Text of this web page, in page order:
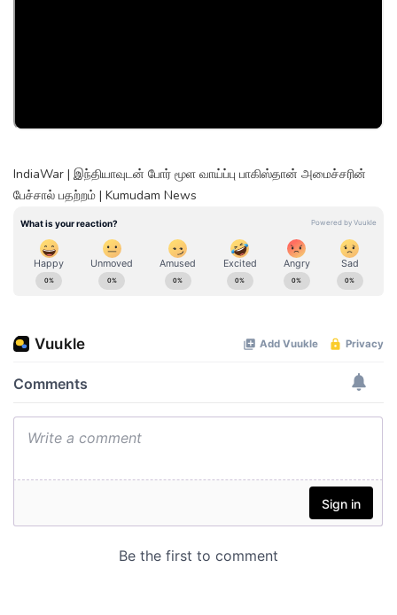
IndiaWar | இந்தியாவுடன் போர் மூள வாய்ப்பு பாகிஸ்தான் அமைச்சரின்
பேச்சால் பதற்றம் | Kumudam News